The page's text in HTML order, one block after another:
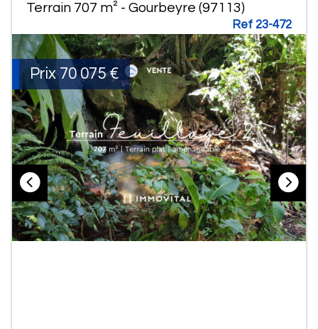
Terrain 707 m² - Gourbeyre (97113)
Ref 23-472
Prix 70 075 €